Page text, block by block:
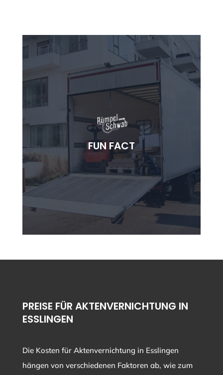
FUN FACT
PAPIERHUNGER
Unsere Schredder fressen täglich mehr Papier
als ein Büroangestellter in seinem ganzen
Arbeitsleben sehen wird.
PREISE FÜR AKTENVERNICHTUNG IN
ESSLINGEN
Die Kosten für Aktenvernichtung in Esslingen
hängen von verschiedenen Faktoren ab, wie zum